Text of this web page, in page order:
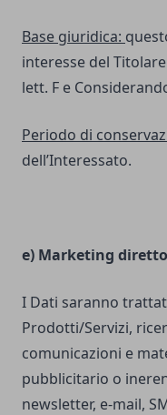
Base giuridica:
interesse del
lett. F e
Periodo di
dell’Interessato.
e) Marketing diretto
I Dati saranno
Prodotti/Servizi,
comunicazioni e
pubblicitario o
newsletter, e-mail,